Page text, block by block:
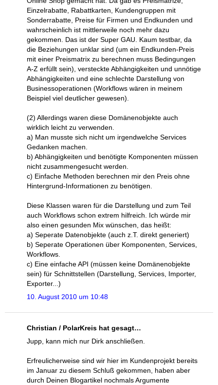
Einzelrabatte, Rabattkarten, Kundengruppen mit
Sonderrabatte, Preise für Firmen und Endkunden und
wahrscheinlich ist mittlerweile noch mehr dazu
gekommen. Das ist der Super GAU. Kaum testbar, da
die Beziehungen unklar sind (um ein Endkunden-Preis
mit einer Preismatrix zu berechnen muss Bedingungen
A-Z erfüllt sein), versteckte Abhängigkeiten und unnötige
Abhängigkeiten und eine schlechte Darstellung von
Businessoperationen (Workflows wären in meinem
Beispiel viel deutlicher gewesen).
(2) Allerdings waren diese Domänenobjekte auch
wirklich leicht zu verwenden.
a) Man musste sich nicht um irgendwelche Services
Gedanken machen.
b) Abhängigkeiten und benötigte Komponenten müssen
nicht zusammengesucht werden.
c) Einfache Methoden berechnen mir den Preis ohne
Hintergrund-Informationen zu benötigen.
Diese Klassen waren für die Darstellung und zum Teil
auch Workflows schon extrem hilfreich. Ich würde mir
also einen gesunden Mix wünschen, das heißt:
a) Seperate Datenobjekte (auch z.T. direkt generiert)
b) Seperate Operationen über Komponenten, Services,
Workflows.
c) Eine einfache API (müssen keine Domänenobjekte
sein) für Schnittstellen (Darstellung, Services, Importer,
Exporter...)
10. August 2010 um 10:48
Christian / PolarKreis hat gesagt…
Jupp, kann mich nur Dirk anschließen.
Erfreulicherweise sind wir hier im Kundenprojekt bereits
im Januar zu diesem Schluß gekommen, haben aber
durch Deinen Blogartikel nochmals Argumente